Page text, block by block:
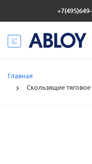
Главная
Скользящее тяговое